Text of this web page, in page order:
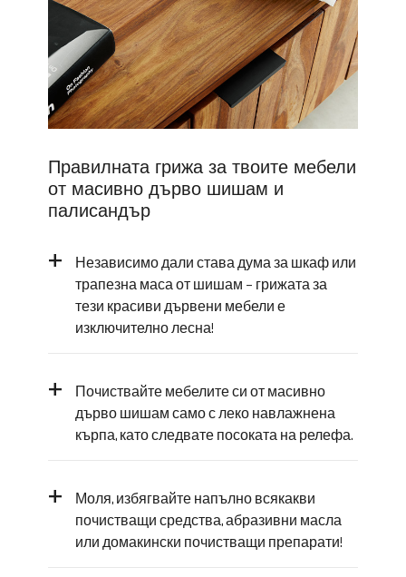
Правилната грижа за твоите мебели
от масивно дърво шишам и
палисандър
+
Независимо дали става дума за шкаф или
трапезна маса от шишам – грижата за
тези красиви дървени мебели е
изключително лесна!
+
Почиствайте мебелите си от масивно
дърво шишам само с леко навлажнена
кърпа, като следвате посоката на релефа.
+
Моля, избягвайте напълно всякакви
почистващи средства, абразивни масла
или домакински почистващи препарати!